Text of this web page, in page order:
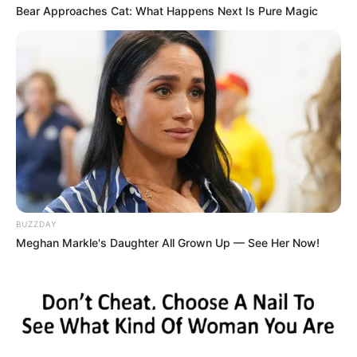
2 – 9 – 5 – 3 – 7 – 11 – 12 – 14 / (13)
Générez vos tickets Quinté
Tiercé avec notre Logiciel 100%
gratuit ou en version Spot.
Obtenez vos tickets
Quinté+ ou Tiercé avec notre
logiciel intégré ou la meilleure version Spot du
Web, les deux systèmes sont basés sur les meilleurs
pronostics de la presse du PMU PLAY.
personnalisablesavec une option mixte pour
Bear Approaches Cat: What Happens Next Is Pure Magic
BUZZDAY
Meghan Markle's Daughter All Grown Up — See Her Now!